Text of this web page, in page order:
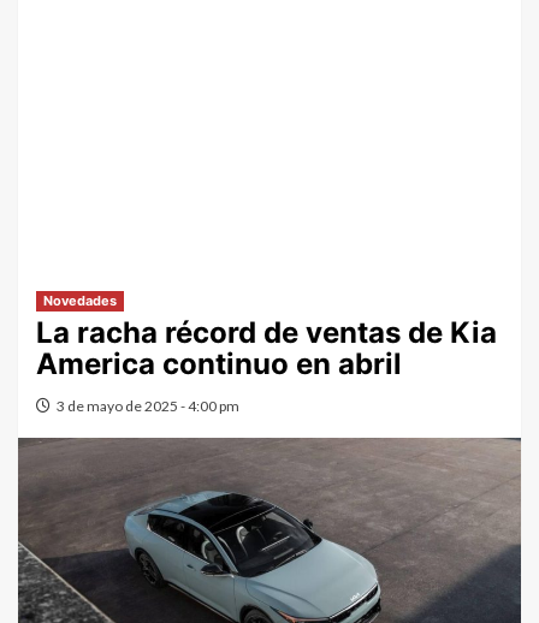
Novedades
La racha récord de ventas de Kia
America continuo en abril
3 de mayo de 2025 - 4:00 pm